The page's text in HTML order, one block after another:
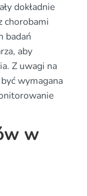
dokładnie
chorobami
badań
aby
Z uwagi na
wymagana
w